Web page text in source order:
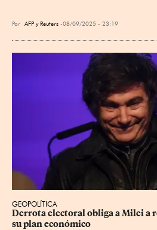
Por AFP yReuters 08/09/2025 - 23:19
GEOPOLÍTICA
Derrota electoral obliga a Milei a
su plan económico